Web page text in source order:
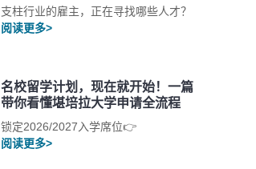
支柱行业的雇主，正在寻找哪些人才？
阅读更多>
名校留学计划，现在就开始！一篇
带你看懂堪培拉大学申请全流程
锁定2026/2027入学席位👉
阅读更多>